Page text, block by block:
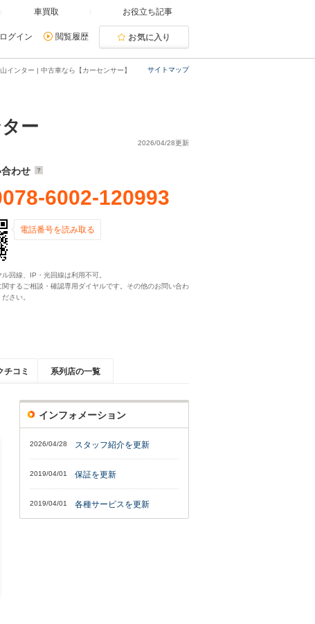
車買取 お役立ち記事
ログイン 閲覧履歴 お気に入り
サイトマップ
インター | 中古車なら【カーセンサー】
ー
2026/04/28更新
わせ
6002-120993
電話番号を読み取る
回線、IP・光回線は利用不可。
するご相談・確認専用ダイヤルです。その他のお問い合わ
さい。
チコミ 系列店の一覧
インフォメーション
2026/04/28 スタッフ紹介を更新
2019/04/01 保証を更新
2019/04/01 各種サービスを更新